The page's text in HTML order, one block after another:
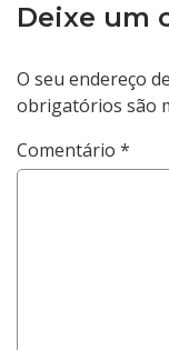
Deixe um
O seu endereço
obrigatórios são
Comentário *